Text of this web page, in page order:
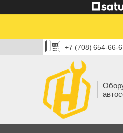
+7 (708) 654-66-